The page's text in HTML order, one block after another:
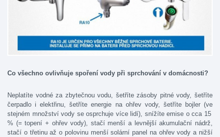
Co všechno ovlivňuje spoření vody při sprchování v domácnosti?
Neplatíte vodné za zbytečnou vodu, šetříte zásoby pitné vody, šetříte
čerpadlo i elektřinu, šetříte energie na ohřev vody, šetříte bojler (ve
stejném množství vody se osprchuje více lidí), snížíte emise o cca 15
% (= topení + ohřev vody), stačí menší a levnější akumulační nádrž,
stačí o třetinu až o polovinu menší solární panel na ohřev vody a nižší